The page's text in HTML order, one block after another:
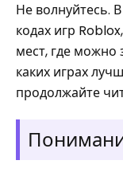
Не волнуйтесь.
кодах игр
мест, где можно
каких играх
продолжайте